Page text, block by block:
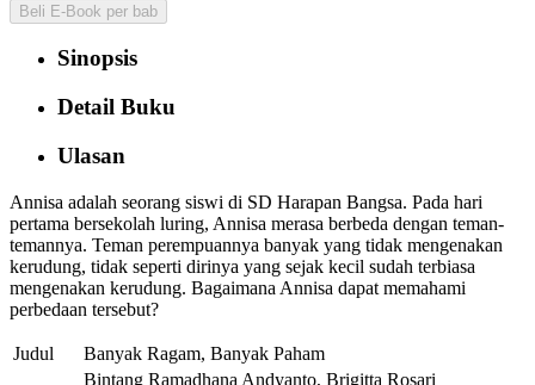
Beli E-Book per bab
Sinopsis
Detail Buku
Ulasan
Annisa adalah seorang siswi di SD Harapan Bangsa. Pada hari
pertama bersekolah luring, Annisa merasa berbeda dengan teman-
temannya. Teman perempuannya banyak yang tidak mengenakan
kerudung, tidak seperti dirinya yang sejak kecil sudah terbiasa
mengenakan kerudung. Bagaimana Annisa dapat memahami
perbedaan tersebut?
Judul Banyak Ragam, Banyak Paham
Bintang Ramadhana Andyanto, Brigitta Rosari